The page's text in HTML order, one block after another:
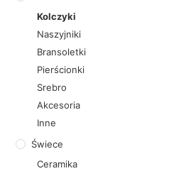
Kolczyki
Naszyjniki
Bransoletki
Pierścionki
Srebro
Akcesoria
Inne
Świece
Ceramika